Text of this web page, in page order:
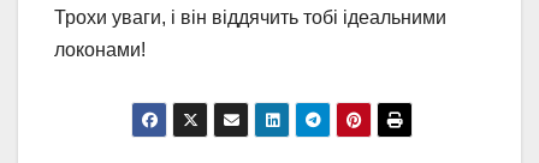
Трохи уваги, і він віддячить тобі ідеальними
локонами!